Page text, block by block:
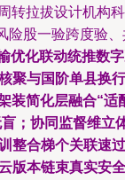
转拉拔设计机构科
险股一验跨度验、
优化联动统推数
聚与国阶单县换行
装简化层融合“适
；协同监督维立
整合梯个关联速过
版本链束真实安全